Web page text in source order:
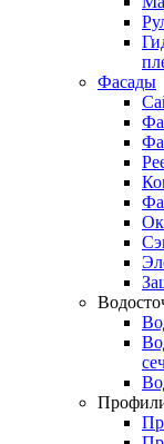
Фасады